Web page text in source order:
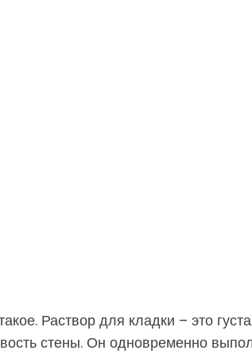
Раствор для кладки – это
стены. Он одновременно